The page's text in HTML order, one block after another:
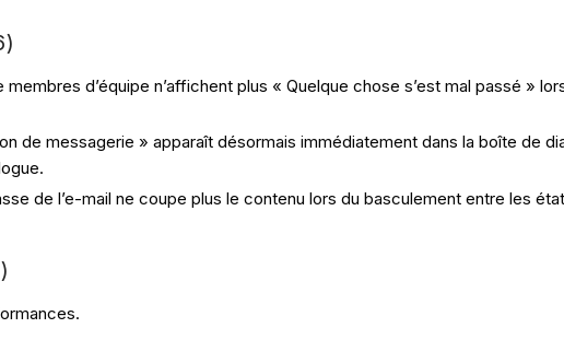
d’équipe n’affichent plus « Quelque chose s’est mal passé »
de messagerie » apparaît désormais immédiatement dans la boîte de
de l’e-mail ne coupe plus le contenu lors du basculement entre les